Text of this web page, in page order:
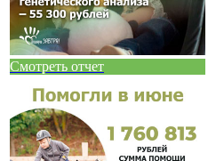
Смотреть отчет